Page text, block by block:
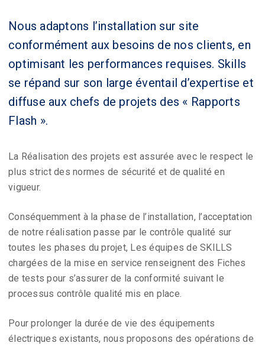
Nous adaptons l’installation sur site
conformément aux besoins de nos clients, en
optimisant les performances requises. Skills
se répand sur son large éventail d’expertise et
diffuse aux chefs de projets des « Rapports
Flash ».
La Réalisation des projets est assurée avec le respect le
plus strict des normes de sécurité et de qualité en
vigueur.
Conséquemment à la phase de l’installation, l’acceptation
de notre réalisation passe par le contrôle qualité sur
toutes les phases du projet, Les équipes de SKILLS
chargées de la mise en service renseignent des Fiches
de tests pour s’assurer de la conformité suivant le
processus contrôle qualité mis en place.
Pour prolonger la durée de vie des équipements
électriques existants, nous proposons des opérations de